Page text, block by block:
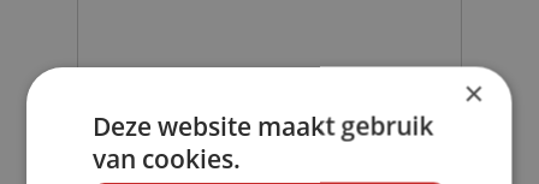
×
Deze website maakt gebruik
van cookies.